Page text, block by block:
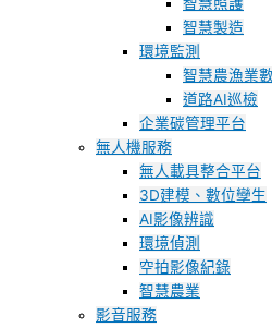
智慧製造
環境監測
智慧農漁業
道路AI巡檢
企業碳管理平台
無人機服務
無人載具整合平台
3D建模、數位孿生
AI影像辨識
環境偵測
空拍影像紀錄
智慧農業
影音服務